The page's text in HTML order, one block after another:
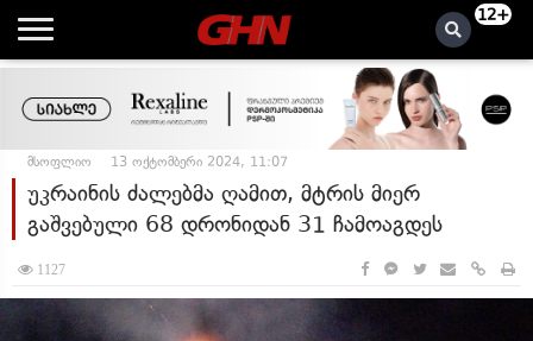
12+
მსოფლიო 13 ოქტომბერი 2024, 11:07
უკრაინის ძალებმა ღამით, მტრის მიერ
გაშვებული 68 დრონიდან 31 ჩამოაგდეს
1127